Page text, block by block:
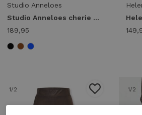
Studio Anneloes
Studio Anneloes cherie jumpsuit 94854 Jumpsuit 6900 dark blue
189,95
1/2 1/2